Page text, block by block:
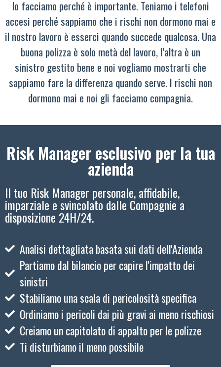
lo facciamo perché è importante. Teniamo i telefoni
accesi perché sappiamo che i rischi non dormono mai e
il nostro lavoro è esserci quando succede qualcosa. Una
buona polizza è solo metà del lavoro, l’altra è un
sinistro gestito bene e noi vogliamo mostrarti che
sappiamo fare la differenza quando serve. I rischi non
dormono mai e noi gli facciamo compagnia.
Risk Manager esclusivo per la tua
azienda
Il tuo Risk Manager personale, affidabile,
imparziale e svincolato dalle Compagnie a
disposizione 24H/24.
Analisi dettagliata basata sui dati dell'Azienda
Partiamo dal bilancio per capire l'impatto dei
sinistri
Stabiliamo una scala di pericolosità specifica
Ordiniamo i pericoli dai più gravi ai meno rischiosi
Creiamo un capitolato di appalto per le polizze
Ti disturbiamo il meno possibile